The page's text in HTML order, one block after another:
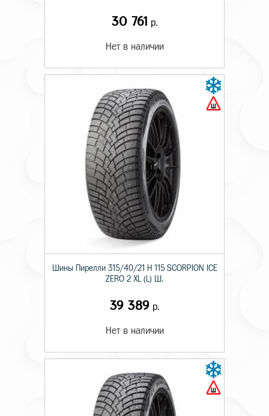
30 761 р.
Нет в наличии
Шины Пирелли 315/40/21 H 115 SCORPION ICE
ZERO 2 XL (L) Ш.
39 389р.
Нет в наличии